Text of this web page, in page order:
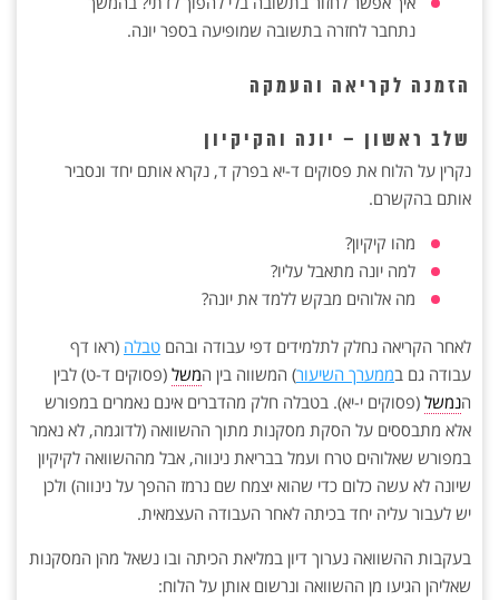
נתחבר לחזרה בתשובה שמופיעה בספר יונה.
הזמנה לקריאה והעמקה
שלב ראשון – יונה והקיקיון
נקרין על הלוח את פסוקים ד-יא בפרק ד, נקרא אותם יחד ונסביר
אותם בהקשרם.
מהו קיקיון?
למה יונה מתאבל עליו?
מה אלוהים מבקש ללמד את יונה?
לאחר הקריאה נחלק לתלמידים דפי עבודה ובהם טבלה (ראו דף
עבודה גם בממערך השיעור) המשווה בין המשל (פסוקים ד-ט) לבין
הנמשל (פסוקים י-יא). בטבלה חלק מהדברים אינם נאמרים במפורש
אלא מתבססים על הסקת מסקנות מתוך ההשוואה (לדוגמה, לא נאמר
במפורש שאלוהים טרח ועמל בבריאת נינווה, אבל מההשוואה לקיקיון
שיונה לא עשה כלום כדי שהוא יצמח שם נרמז ההפך על נינווה) ולכן
יש לעבור עליה יחד בכיתה לאחר העבודה העצמאית.
בעקבות ההשוואה נערוך דיון במליאת הכיתה ובו נשאל מהן המסקנות
שאליהן הגיעו מן ההשוואה ונרשום אותן על הלוח: